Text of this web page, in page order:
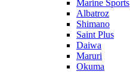
Marine Sports
Albatroz
Shimano
Saint Plus
Daiwa
Maruri
Okuma